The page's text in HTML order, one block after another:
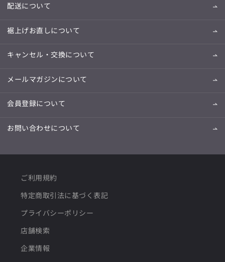
配送について
裾上げお直しについて
キャンセル・交換について
メールマガジンについて
会員登録について
お問い合わせについて
ご利用規約
特定商取引法に基づく表記
プライバシーポリシー
店舗検索
企業情報